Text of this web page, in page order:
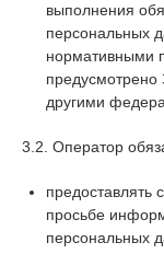
выполнения
персональных
нормативными
другими
3.2. Оператор
предоставлять
просьбе
персональных